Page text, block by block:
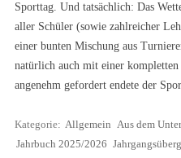
Sporttag. Und tatsächlich: Das
aller Schüler (sowie zahlreicher
einer bunten Mischung aus
natürlich auch mit einer
angenehm gefordert endete der
Kategorie: Allgemein Aus dem
Jahrbuch 2025/2026